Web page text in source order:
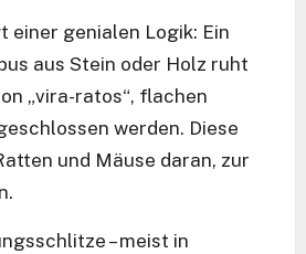
genialen Logik: Ein
aus Stein oder Holz ruht
„vira-ratos“, flachen
werden. Diese
und Mäuse daran, zur
– meist in